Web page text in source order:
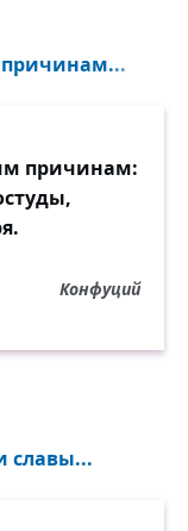
причинам...
причинам:
Конфуций
славы...